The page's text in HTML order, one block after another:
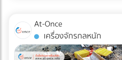
อัตโนมัติ หรือ Inspection System
การผลิต แต่มันคือ "ผู้พิทักษ์แบร
อาจทำลายธุรกิจได้ในชั่วข้ามคืน
At-Once
เครื่องจักรกลหนัก